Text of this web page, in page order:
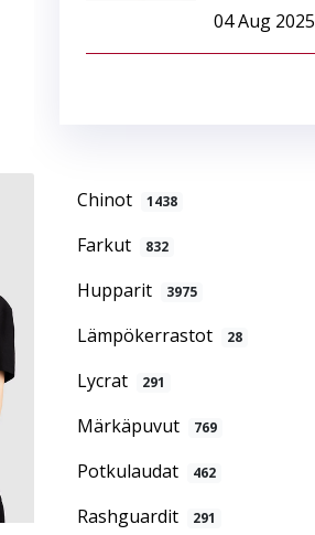
04 Aug 2025
Chinot 1438
Farkut 832
Hupparit 3975
Lämpökerrastot 28
Lycrat 291
Märkäpuvut 769
Potkulaudat 462
Rashguardit 291